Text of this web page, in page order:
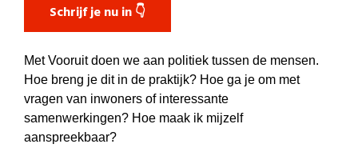
Schrijf je nu in 👇
Met Vooruit doen we aan politiek tussen de mensen.
Hoe breng je dit in de praktijk? Hoe ga je om met
vragen van inwoners of interessante
samenwerkingen? Hoe maak ik mijzelf
aanspreekbaar?